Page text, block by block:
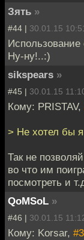
Зять »
#44 | 30.01.15
Использование
Ну-ну!..:)
sikspears »
#45 | 30.01.15
Кому: PRISTAV,
> Не хотел бы
Так не
во что им
посмотреть и
QoMSoL »
#46 | 30.01.15
Кому: Korsar,